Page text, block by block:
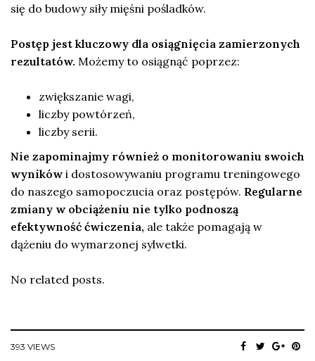
się do budowy siły mięśni pośladków.
Postęp jest kluczowy dla osiągnięcia zamierzonych
rezultatów. Możemy to osiągnąć poprzez:
zwiększanie wagi,
liczby powtórzeń,
liczby serii.
Nie zapominajmy również o monitorowaniu swoich
wyników i dostosowywaniu programu treningowego
do naszego samopoczucia oraz postępów. Regularne
zmiany w obciążeniu nie tylko podnoszą
efektywność ćwiczenia, ale także pomagają w
dążeniu do wymarzonej sylwetki.
No related posts.
393 VIEWS